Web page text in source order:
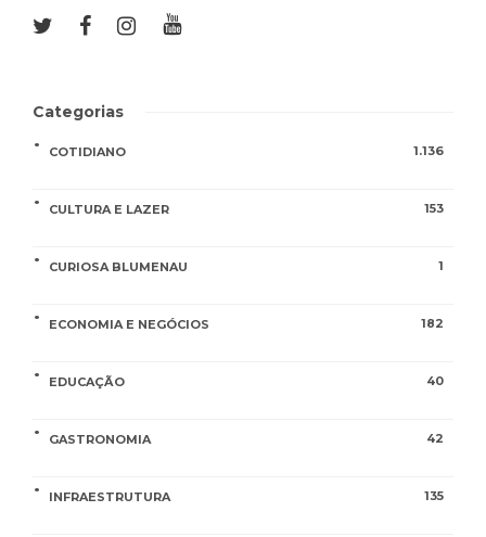
Categorias
COTIDIANO 1.136
CULTURA E LAZER 153
CURIOSA BLUMENAU 1
ECONOMIA E NEGÓCIOS 182
EDUCAÇÃO 40
GASTRONOMIA 42
INFRAESTRUTURA 135